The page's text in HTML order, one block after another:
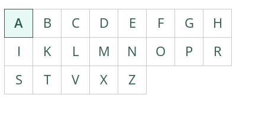
A B C D E F G
H
I
K L M N O P
R
S
T V X Z